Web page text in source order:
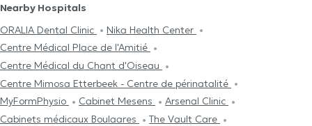
Nearby Hospitals
ORALIA Dental Clinic
Nika Health Center
Centre Médical Place de l'Amitié
Centre Médical du Chant d'Oiseau
Centre Mimosa Etterbeek - Centre de périnatalité
MyFormPhysio
Cabinet Mesens
Arsenal Clinic
Cabinets médicaux Boulaares
The Vault Care